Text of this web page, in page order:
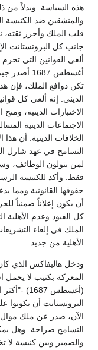
هذه السياسة. وبدلاً من
والمنشقين ضد الكنيسة
قلب الملك وأحرز ثقته،
جانب كل البروتستانت
أغسطس
تكن دوافع الملك، فإن
الديني. إنه ألغى كل
الاختبارات الدينية،
الاجتماعات الدينية
الخلافات الدينية. أن
التسامح في عهد شارل
لمن يتولون الوظائف،
فقط. وأكد للكنيسة
حقوقها القانونية.ومما
أن يكون إعلاناً ضمنياً
كل القيود وعدم الأهلية
الملك في إلغاء
الأهلية من جديد.
ودخل هاليفاكس الذي كان
المعركة بكتيب لا
(أغسطس
البروتستانت أن يكونوا
الآن، صدر عن ملك موال
التسامح صراحة. وهل
والضمير وبين كنيسة